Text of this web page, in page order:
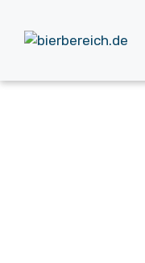
Inhalt
springen